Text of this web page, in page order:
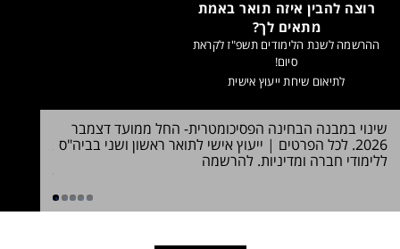
במדעי
לדעת
שינוי במבנה הבחינה הפסיכומטרית- החל ממועד דצמבר
2026. לכל הפרטים | ייעוץ אישי לתואר ראשון ושני בביה"ס
ללימודי חברה ומדיניות. להרשמה
1 2 3 4 5
רוצה להבין איזה תואר באמת
מתאים לך?
ההרשמה לשנת הלימודים תשפ"ז לקראת
סיום!
לתיאום שיחת ייעוץ אישית